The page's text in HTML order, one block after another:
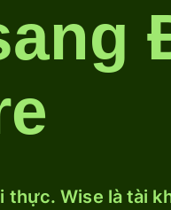
thực. Wise là tài